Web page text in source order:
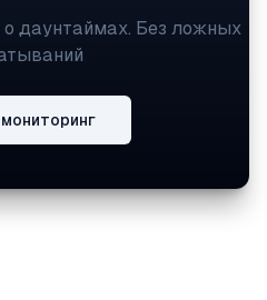
даунтаймах. Без ложных